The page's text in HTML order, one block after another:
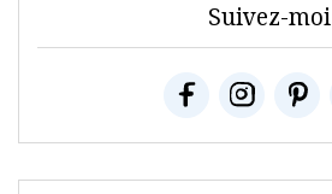
Suivez-moi